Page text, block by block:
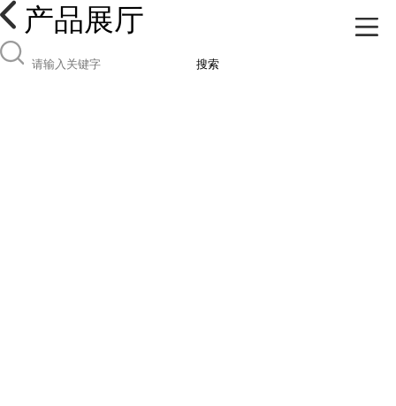
产品展厅
搜索